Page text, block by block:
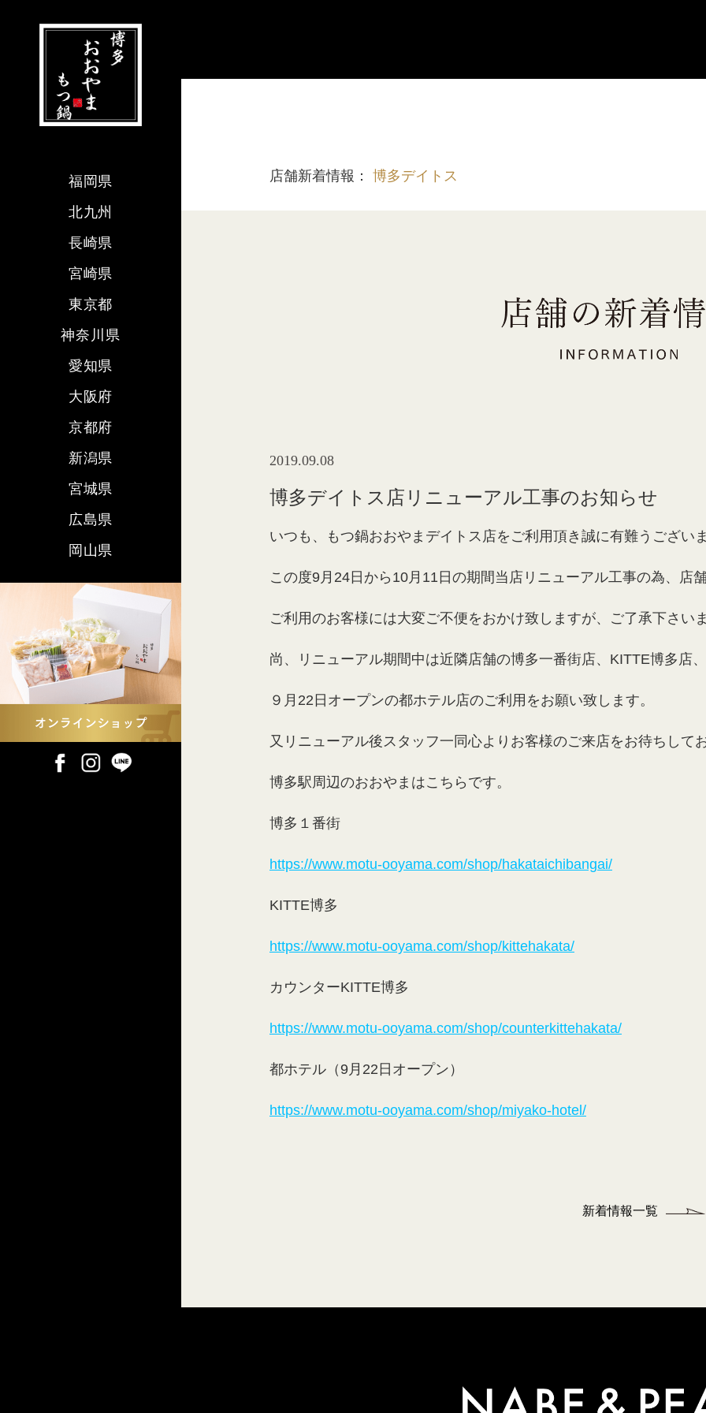
店舗新着情報： 博多デイトス
2019.09.08
博多デイトス店リニューアル工事のお知らせ
いつも、もつ鍋おおやまデイトス店をご利用頂き誠に有難うございま
この度9月24日から10月11日の期間当店リニューアル工事の為、店
ご利用のお客様には大変ご不便をおかけ致しますが、ご了承下さい
尚、リニューアル期間中は近隣店舗の博多一番街店、KITTE博多店
９月22日オープンの都ホテル店のご利用をお願い致します。
又リニューアル後スタッフ一同心よりお客様のご来店をお待ちして
博多駅周辺のおおやまはこちらです。
博多１番街
https://www.motu-ooyama.com/shop/hakataichibangai/
KITTE博多
https://www.motu-ooyama.com/shop/kittehakata/
カウンターKITTE博多
https://www.motu-ooyama.com/shop/counterkittehakata/
都ホテル（9月22日オープン）
https://www.motu-ooyama.com/shop/miyako-hotel/
新着情報一覧
福岡県
北九州
長崎県
宮崎県
東京都
神奈川県
愛知県
大阪府
京都府
新潟県
宮城県
広島県
岡山県